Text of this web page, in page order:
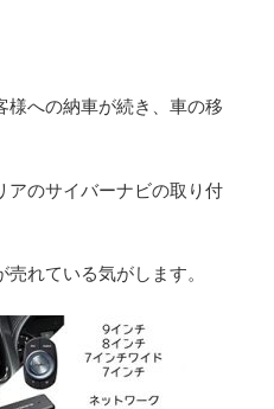
様への納車が続き、車の移
アのサイバーナビの取り付
れている気がします。